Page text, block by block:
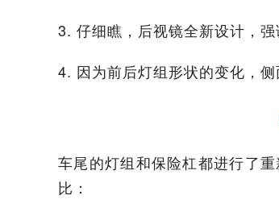
3. 仔细瞧，后视镜全新设计，强
4. 因为前后灯组形状的变化，侧
车尾的灯组和保险杠都进行了
比：